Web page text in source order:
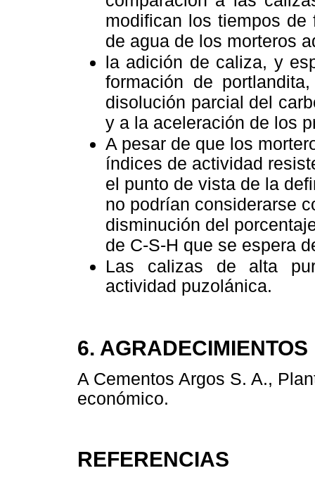
modifican los tiempos
de agua de los morteros
la adición de caliza, y
formación de
disolución parcial del
y a la aceleración de los
A pesar de que los
índices de actividad
el punto de vista de la
no podrían considerarse
disminución del
de C-S-H que se espera
Las calizas de alta
actividad puzolánica.
6. AGRADECIMIENTOS
A Cementos Argos S. A.,
económico.
REFERENCIAS